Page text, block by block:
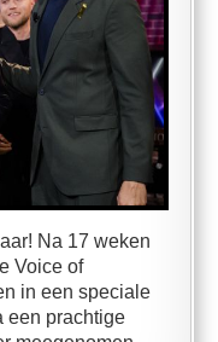
Na 17 weken
Voice of
in een speciale
een prachtige